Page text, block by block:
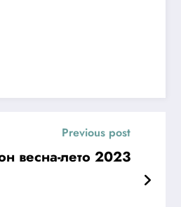
Previous post
весна-лето 2023